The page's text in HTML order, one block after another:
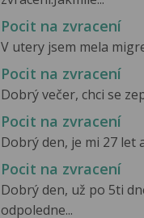
Pocit na zvracení
V utery jsem mela
Pocit na zvracení
Dobrý večer, chci se
Pocit na zvracení
Dobrý den, je mi 27 let
Pocit na zvracení
Dobrý den, už po 5ti
odpoledne...